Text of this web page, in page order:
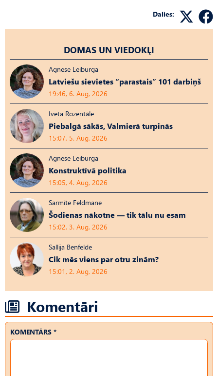
Dalies:
DOMAS UN VIEDOKĻI
Agnese Leiburga
Latviešu sievietes “parastais” 101 darbiņš
19:46, 6. Aug, 2026
Iveta Rozentāle
Piebalgā sākās, Valmierā turpinās
15:07, 5. Aug, 2026
Agnese Leiburga
Konstruktīvā politika
15:05, 4. Aug, 2026
Sarmīte Feldmane
Šodienas nākotne — tik tālu nu esam
15:02, 3. Aug, 2026
Sallija Benfelde
Cik mēs viens par otru zinām?
15:01, 2. Aug, 2026
Komentāri
KOMENTĀRS *